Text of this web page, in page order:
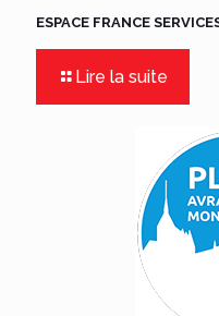
ESPACE FRANCE
Lire la suite